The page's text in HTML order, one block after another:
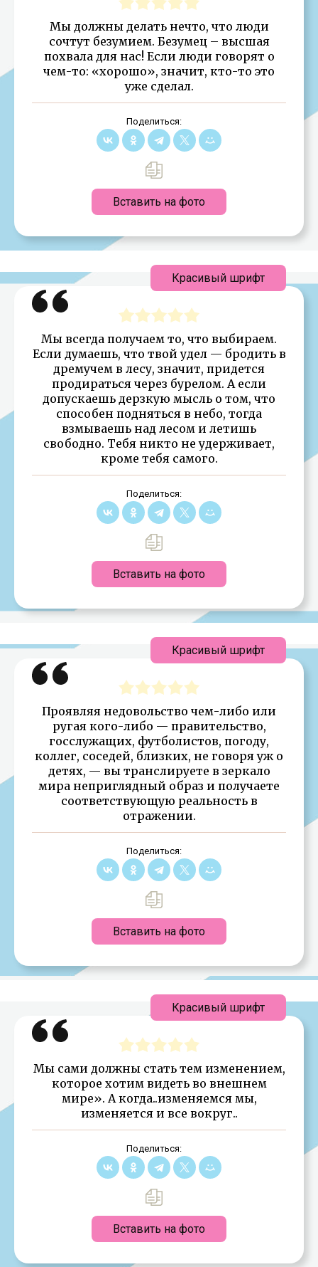
Мы должны делать нечто, что люди
сочтут безумием. Безумец – высшая
похвала для нас! Если люди говорят о
чем-то: «хорошо», значит, кто-то это
уже сделал.
Поделиться:
Вставить на фото
Мы всегда получаем то, что выбираем.
Если думаешь, что твой удел — бродить в
дремучем в лесу, значит, придется
продираться через бурелом. А если
допускаешь дерзкую мысль о том, что
способен подняться в небо, тогда
взмываешь над лесом и летишь
свободно. Тебя никто не удерживает,
кроме тебя самого.
Поделиться:
Вставить на фото
Красивый шрифт
Проявляя недовольство чем-либо или
ругая кого-либо — правительство,
госслужащих, футболистов, погоду,
коллег, соседей, близких, не говоря уж о
детях, — вы транслируете в зеркало
мира неприглядный образ и получаете
соответствующую реальность в
отражении.
Поделиться:
Вставить на фото
Красивый шрифт
Мы сами должны стать тем изменением,
которое хотим видеть во внешнем
мире». А когда..изменяемся мы,
изменяется и все вокруг..
Поделиться:
Вставить на фото
Красивый шрифт